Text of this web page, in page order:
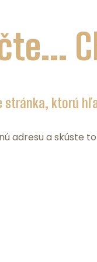
stránka, ktorú
adresu a skúste